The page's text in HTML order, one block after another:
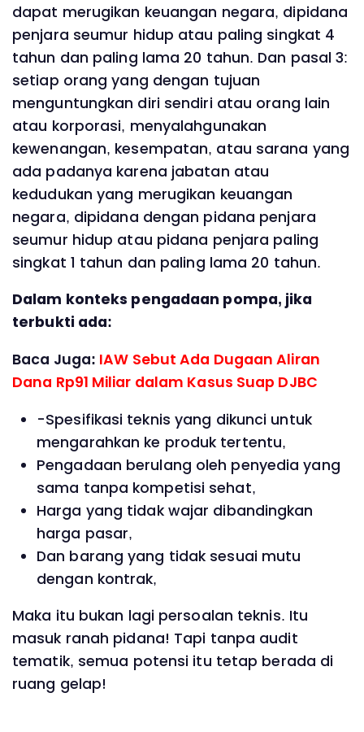
dapat merugikan keuangan negara, dipidana
penjara seumur hidup atau paling singkat 4
tahun dan paling lama 20 tahun. Dan pasal 3:
setiap orang yang dengan tujuan
menguntungkan diri sendiri atau orang lain
atau korporasi, menyalahgunakan
kewenangan, kesempatan, atau sarana yang
ada padanya karena jabatan atau
kedudukan yang merugikan keuangan
negara, dipidana dengan pidana penjara
seumur hidup atau pidana penjara paling
singkat 1 tahun dan paling lama 20 tahun.
Dalam konteks pengadaan pompa, jika
terbukti ada:
Baca Juga: IAW Sebut Ada Dugaan Aliran
Dana Rp91 Miliar dalam Kasus Suap DJBC
-Spesifikasi teknis yang dikunci untuk
mengarahkan ke produk tertentu,
Pengadaan berulang oleh penyedia yang
sama tanpa kompetisi sehat,
Harga yang tidak wajar dibandingkan
harga pasar,
Dan barang yang tidak sesuai mutu
dengan kontrak,
Maka itu bukan lagi persoalan teknis. Itu
masuk ranah pidana! Tapi tanpa audit
tematik, semua potensi itu tetap berada di
ruang gelap!